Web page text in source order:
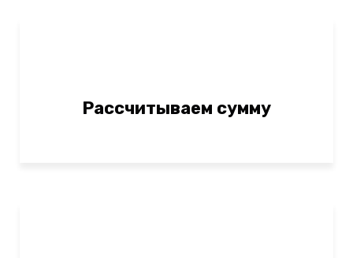
Рассчитываем сумму